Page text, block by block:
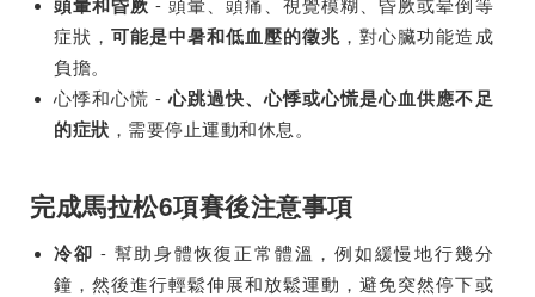
頭暈和昏厥
症狀，可能是中暑和低血壓的徵兆 ，對心臟功能造成
負擔。
心悸和心慌 -心跳過快、心悸或心慌是心血供應不足
的症狀 ，需要停止運動和休息。
完成馬拉松6項賽後注意事項
冷卻 - 幫助身體恢復正常體溫，例如緩慢地行幾分
鐘，然後進行輕鬆伸展和放鬆運動，避免突然停下或